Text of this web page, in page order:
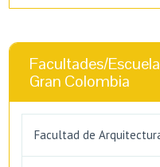
Facultades/
Gran Colombia
Facultad de